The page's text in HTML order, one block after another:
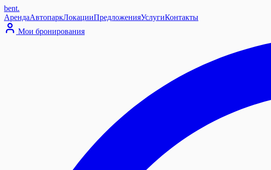
bent.
АрендаАвтопаркЛокацииПредложенияУслугиКонтакты
Мои бронирования